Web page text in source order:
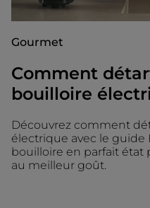
Gourmet
Comment
bouilloire
Découvrez comment
électrique avec le guide
bouilloire en parfait état
au meilleur goût.